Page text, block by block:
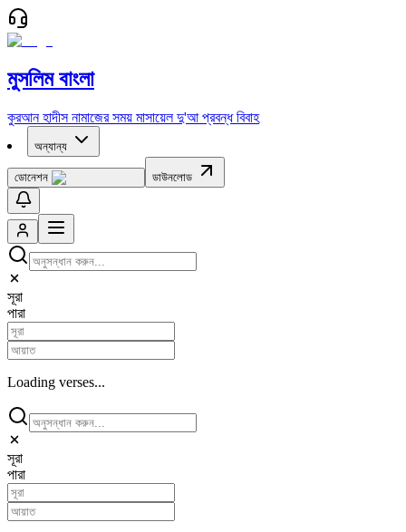
মুসলিম বাংলা
কুরআন হাদীস নামাজের সময় মাসায়েল দু'আ প্রবন্ধ বিবাহ
অন্যান্য
ডোনেশন ডাউনলোড
সূরা
পারা
Loading verses...
সূরা
পারা